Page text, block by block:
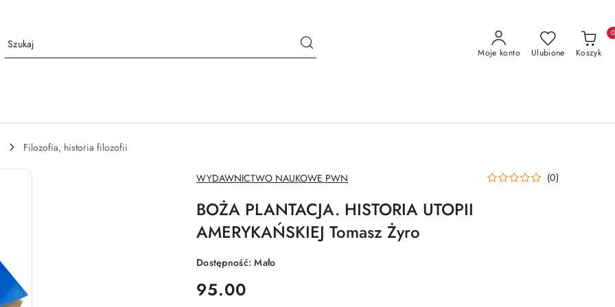
Moje konto Ulubione Koszyk
0
Filozofia, historia filozofii
NAZWA
PRODUCENTA:
WYDAWNICTWO NAUKOWE PWN (0)
BOŻA PLANTACJA. HISTORIA UTOPII
AMERYKAŃSKIEJ Tomasz Żyro
Dostępność:Mało
cena:
95.00